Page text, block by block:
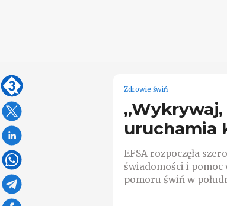
Zdrowie świń
„Wykrywaj,
uruchamia
EFSA rozpoczęła
świadomości i
pomoru świń w